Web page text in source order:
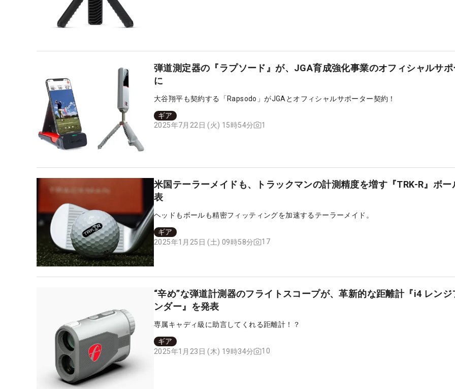
弾道測定器の『ラプソード』が、JGA育成強化事業のオフィシャルサ
に
大谷翔平も契約する「Rapsodo」がJGAとオフィシャルサポーター契約！
ギア
2025年7月22日 (火) 15時54分
1
米国テーラーメイドも、トラックマンの計測精度を増す『TRK-R』ボー
表
ヘッドもボールも精密フィッティングを加速するテーラーメイド。
ギア
2025年1月25日 (土) 09時58分
17
“辛め”な弾道計測器のフライトスコープが、革新的な距離計『i4 レンジ
ンダー』を発表
専属キャディ級に助言してくれる距離計！？
ギア
2025年1月23日 (木) 19時34分
10